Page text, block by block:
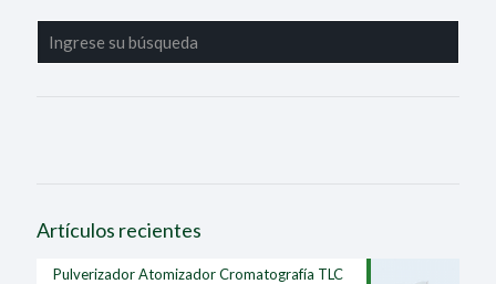
Artículos recientes
Pulverizador Atomizador Cromatografía TLC